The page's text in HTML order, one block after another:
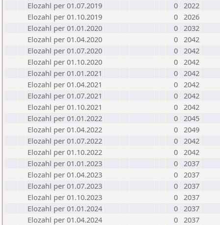
Elozahl per 01.07.2019
0 2022
Elozahl per 01.10.2019
0 2026
Elozahl per 01.01.2020
0 2032
Elozahl per 01.04.2020
0 2042
Elozahl per 01.07.2020
0 2042
Elozahl per 01.10.2020
0 2042
Elozahl per 01.01.2021
0 2042
Elozahl per 01.04.2021
0 2042
Elozahl per 01.07.2021
0 2042
Elozahl per 01.10.2021
0 2042
Elozahl per 01.01.2022
0 2045
Elozahl per 01.04.2022
0 2049
Elozahl per 01.07.2022
0 2042
Elozahl per 01.10.2022
0 2042
Elozahl per 01.01.2023
0 2037
Elozahl per 01.04.2023
0 2037
Elozahl per 01.07.2023
0 2037
Elozahl per 01.10.2023
0 2037
Elozahl per 01.01.2024
0 2037
Elozahl per 01.04.2024
0 2037